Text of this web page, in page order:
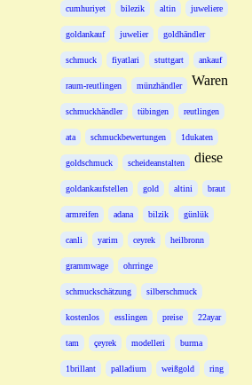
cumhuriyet bilezik altin juweliere
goldankauf juwelier goldhändler
schmuck fiyatlari stuttgart ankauf
raum-reutlingen münzhändler
schmuckhändler tübingen reutlingen
ata schmuckbewertungen 1dukaten
goldschmuck scheideanstalten
goldankaufstellen gold altini braut
armreifen adana bilzik günlük
canli yarim ceyrek heilbronn
grammwage ohrringe
schmuckschätzung silberschmuck
kostenlos esslingen preise 22ayar
tam çeyrek modelleri burma
1brillant palladium weißgold ring
Waren
diese